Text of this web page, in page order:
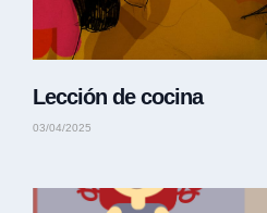
Lección de cocina
03/04/2025